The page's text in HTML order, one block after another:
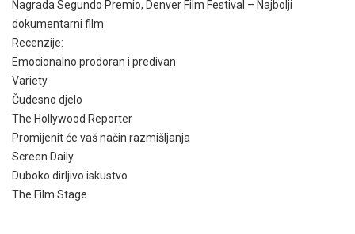
Nagrada Segundo Premio, Denver Film Festival – Najbolji
dokumentarni film
Recenzije:
Emocionalno prodoran i predivan
Variety
Čudesno djelo
The Hollywood Reporter
Promijenit će vaš način razmišljanja
Screen Daily
Duboko dirljivo iskustvo
The Film Stage